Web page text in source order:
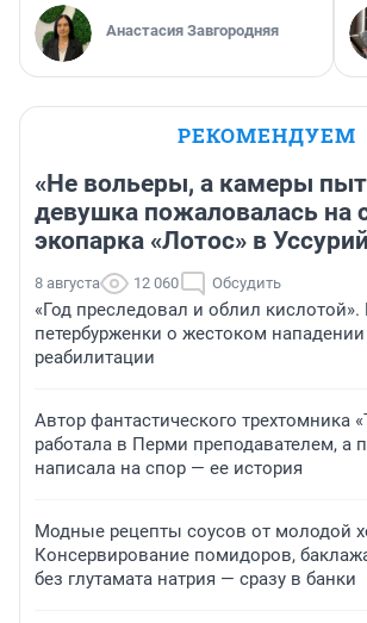
Анастасия Завгородняя
РЕКОМЕНДУЕМ
«Не вольеры, а камеры
девушка пожаловалась на
экопарка «Лотос» в
8 августа 12 060 Обсудить
«Год преследовал и облил кислотой».
петербурженки о жестоком
реабилитации
Автор фантастического трехтомника
работала в Перми преподавателем, а
написала на спор — ее история
Модные рецепты соусов от молодой
Консервирование помидоров,
без глутамата натрия — сразу в банки